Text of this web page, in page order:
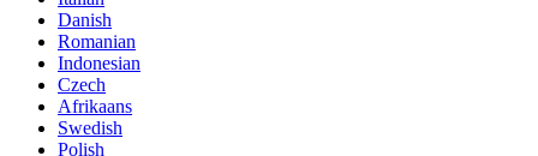
Danish
Romanian
Indonesian
Czech
Afrikaans
Swedish
Polish